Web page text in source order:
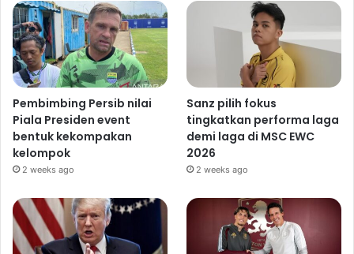
Pembimbing Persib nilai
Piala Presiden event
bentuk kekompakan
kelompok
2 weeks ago
Sanz pilih fokus
tingkatkan performa laga
demi laga di MSC EWC
2026
2 weeks ago